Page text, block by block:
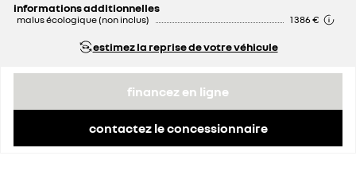
informations additionnelles
malus écologique (non inclus) 1 386 €
estimez la reprise de votre véhicule
financez en ligne
contactez le concessionnaire